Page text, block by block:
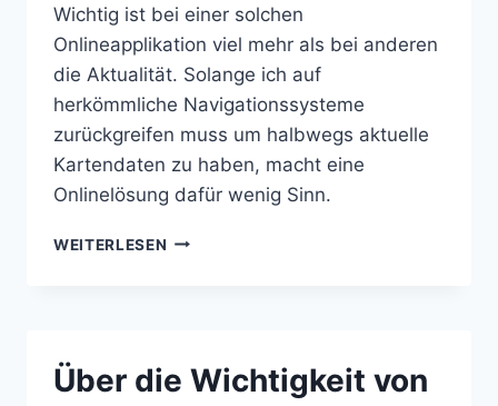
Wichtig ist bei einer solchen
Onlineapplikation viel mehr als bei anderen
die Aktualität. Solange ich auf
herkömmliche Navigationssysteme
zurückgreifen muss um halbwegs aktuelle
Kartendaten zu haben, macht eine
Onlinelösung dafür wenig Sinn.
WEITERLESEN GOOGLE
Über die Wichtigkeit von